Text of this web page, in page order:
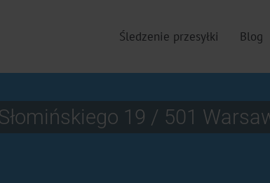
Śledzenie przesyłki Blog
19 / 501